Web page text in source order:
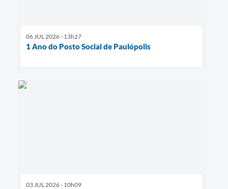
06 JUL 2026 - 13h27
1 Ano do Posto Social de Paulópolis
03 JUL 2026 - 10h09